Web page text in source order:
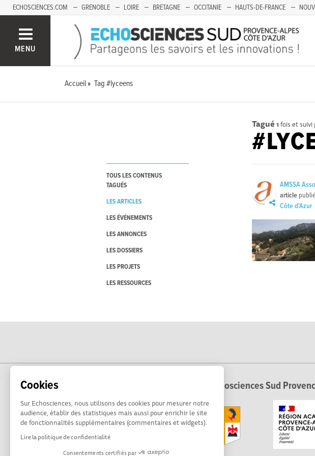
Cookies
Sur Echosciences, nous utilisons des cookies pour mesurer notre
audience, établir des statistiques mais aussi pour enrichir le site
de fonctionnalités supplémentaires (commentaires et widgets).
Lire la politique de confidentialité
Consentements certifiés par
ECHOSCIENCES.COM GRENOBLE LOIRE BRETAGNE OCCITANIE HAUTS-DE-FRANCE
MENU
Accueil Tag #lyceens
TOUS LES CONTENUS
TAGUÉS
LES ARTICLES
LES ÉVÉNEMENTS
LES ANNONCES
LES DOSSIERS
LES PROJETS
LES RESSOURCES
Tagué 1 fois et
AMSSA
article
Côte d'Azur
Echosciences Sud